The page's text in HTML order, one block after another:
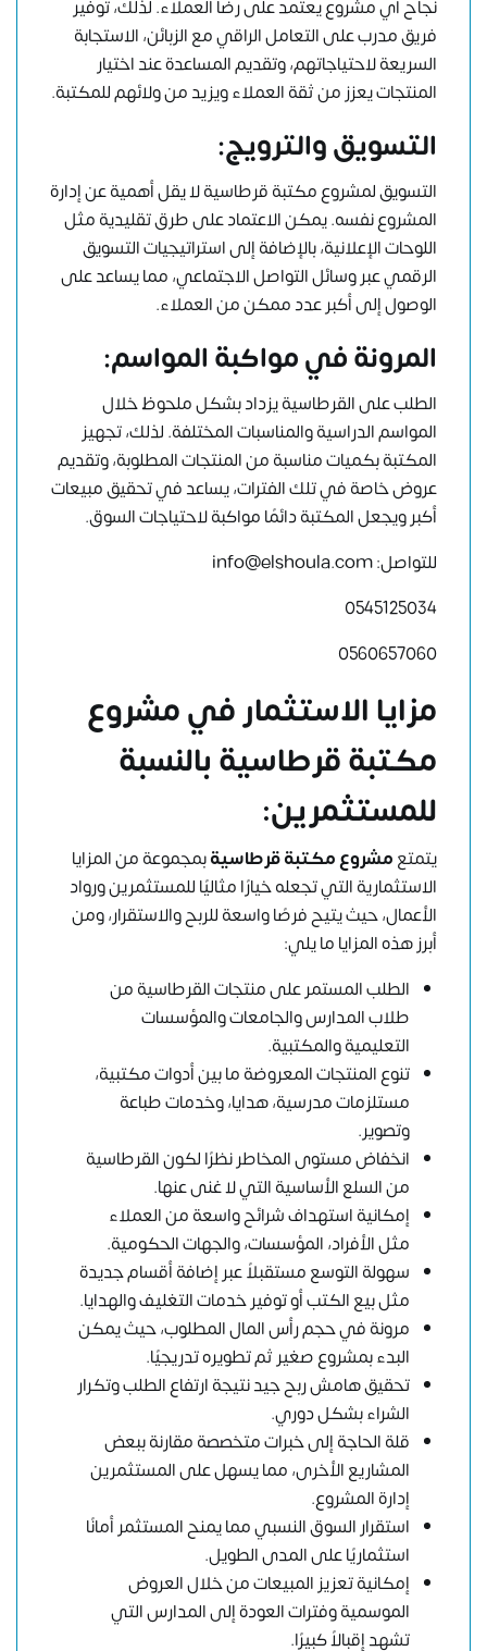
نجاح أي مشروع يعتمد على رضا العملاء. لذلك، توفير
فريق مدرب على التعامل الراقي مع الزبائن، الاستجابة
السريعة لاحتياجاتهم، وتقديم المساعدة عند اختيار
المنتجات يعزز من ثقة العملاء ويزيد من ولائهم للمكتبة.
التسويق والترويج:
التسويق لمشروع مكتبة قرطاسية لا يقل أهمية عن إدارة
المشروع نفسه. يمكن الاعتماد على طرق تقليدية مثل
اللوحات الإعلانية، بالإضافة إلى استراتيجيات التسويق
الرقمي عبر وسائل التواصل الاجتماعي، مما يساعد على
الوصول إلى أكبر عدد ممكن من العملاء.
المرونة في مواكبة المواسم:
الطلب على القرطاسية يزداد بشكل ملحوظ خلال
المواسم الدراسية والمناسبات المختلفة. لذلك، تجهيز
المكتبة بكميات مناسبة من المنتجات المطلوبة، وتقديم
عروض خاصة في تلك الفترات، يساعد في تحقيق مبيعات
أكبر ويجعل المكتبة دائمًا مواكبة لاحتياجات السوق.
للتواصل: info@elshoula.com
0545125034
0560657060
مزايا الاستثمار في مشروع
مكتبة قرطاسية بالنسبة
للمستثمرين:
يتمتعمشروع مكتبة قرطاسيةبمجموعة من المزايا
الاستثمارية التي تجعله خيارًا مثاليًا للمستثمرين ورواد
الأعمال، حيث يتيح فرصًا واسعة للربح والاستقرار، ومن
أبرز هذه المزايا ما يلي:
الطلب المستمر على منتجات القرطاسية من
طلاب المدارس والجامعات والمؤسسات
التعليمية والمكتبية.
تنوع المنتجات المعروضة ما بين أدوات مكتبية،
مستلزمات مدرسية، هدايا، وخدمات طباعة
وتصوير.
انخفاض مستوى المخاطر نظرًا لكون القرطاسية
من السلع الأساسية التي لا غنى عنها.
إمكانية استهداف شرائح واسعة من العملاء
مثل الأفراد، المؤسسات، والجهات الحكومية.
سهولة التوسع مستقبلاً عبر إضافة أقسام جديدة
مثل بيع الكتب أو توفير خدمات التغليف والهدايا.
مرونة في حجم رأس المال المطلوب، حيث يمكن
البدء بمشروع صغير ثم تطويره تدريجيًا.
تحقيق هامش ربح جيد نتيجة ارتفاع الطلب وتكرار
الشراء بشكل دوري.
قلة الحاجة إلى خبرات متخصصة مقارنة ببعض
المشاريع الأخرى، مما يسهل على المستثمرين
إدارة المشروع.
استقرار السوق النسبي مما يمنح المستثمر أمانًا
استثماريًا على المدى الطويل.
إمكانية تعزيز المبيعات من خلال العروض
الموسمية وفترات العودة إلى المدارس التي
تشهد إقبالاً كبيرًا.